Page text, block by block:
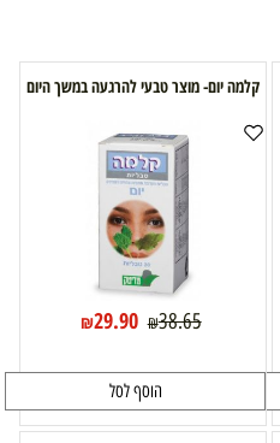
קלמה יום- מוצר טבעי להרגעה במשך היום
₪38.65
₪29.90
הוסף לסל